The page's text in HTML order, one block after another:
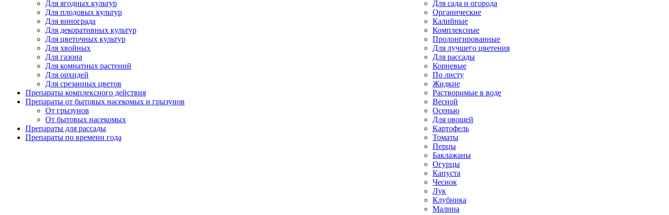
Для ягодных культур
Для плодовых культур
Для винограда
Для декоративных культур
Для цветочных культур
Для хвойных
Для газона
Для комнатных растений
Для орхидей
Для срезанных цветов
Препараты комплексного действия
Препараты от бытовых насекомых и грызунов
От грызунов
От бытовых насекомых
Препараты для рассады
Препараты по времени года
Для сада и огорода
Органические
Калийные
Комплексные
Пролонгированные
Для лучшего цветения
Для рассады
Корневые
По листу
Жидкие
Растворимые в воде
Весной
Осенью
Для овощей
Картофель
Томаты
Перцы
Баклажаны
Огурцы
Капуста
Чеснок
Лук
Клубника
Малина